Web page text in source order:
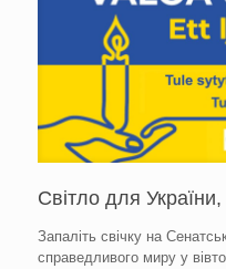
Світло для
Запаліть свічку на
справедливого миру у